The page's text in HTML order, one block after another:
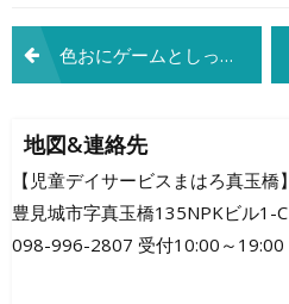
投
稿
ナ
ビ
ゲ
色おにゲームとしっぽ取りゲーム♬
地図&連絡先
【児童デイサービスまはろ真玉橋】
豊見城市字真玉橋135NPKビル1-C
098-996-2807 受付10:00～19:00